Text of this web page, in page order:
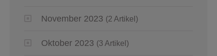
November 2023 (2 Artikel)
Oktober 2023 (3 Artikel)